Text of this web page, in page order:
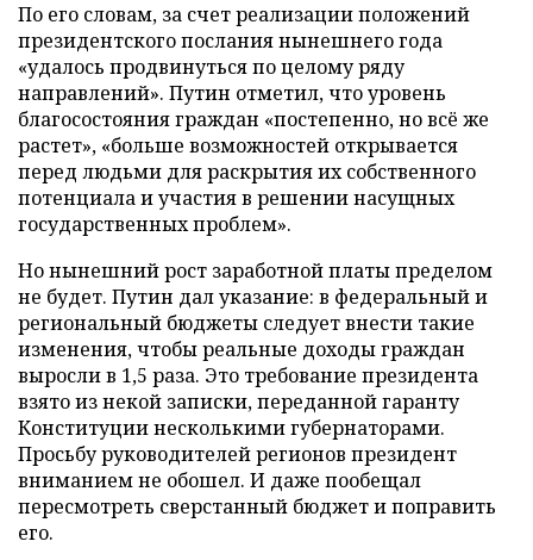
По его словам, за счет реализации положений
президентского послания нынешнего года
«удалось продвинуться по целому ряду
направлений». Путин отметил, что уровень
благосостояния граждан «постепенно, но всё же
растет», «больше возможностей открывается
перед людьми для раскрытия их собственного
потенциала и участия в решении насущных
государственных проблем».
Но нынешний рост заработной платы пределом
не будет. Путин дал указание: в федеральный и
региональный бюджеты следует внести такие
изменения, чтобы реальные доходы граждан
выросли в 1,5 раза. Это требование президента
взято из некой записки, переданной гаранту
Конституции несколькими губернаторами.
Просьбу руководителей регионов президент
вниманием не обошел. И даже пообещал
пересмотреть сверстанный бюджет и поправить
его.